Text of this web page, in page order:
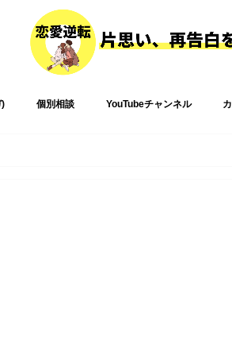
) 個別相談 YouTubeチャンネル